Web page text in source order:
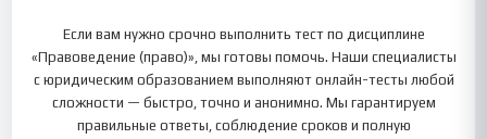
Если вам нужно срочно выполнить тест по дисциплине
«Правоведение (право)», мы готовы помочь. Наши специалисты
с юридическим образованием выполняют онлайн-тесты любой
сложности — быстро, точно и анонимно. Мы гарантируем
правильные ответы, соблюдение сроков и полную